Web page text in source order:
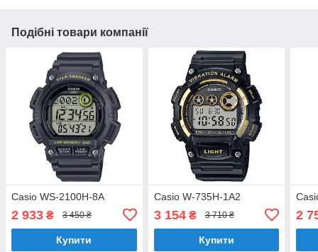
Подібні товари компанії
Casio WS-2100H-8A
2 933 ₴ 3 450 ₴
Купити
Casio W-735H-1A2
3 154₴ 3 710 ₴
Купити
2